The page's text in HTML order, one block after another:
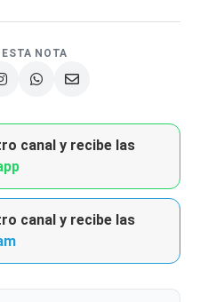
NOTA
canal y recibe las
canal y recibe las